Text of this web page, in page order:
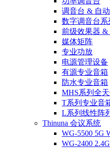
调音台 & 自
数字调音台系
前级效果器 &
媒体矩阵
专业功放
电源管理设备
有源专业音箱
防水专业音箱
MHS系列全
T系列专业音
L系列线性阵
Thinuna 会议系统
WG-5500 5G
WG-2400